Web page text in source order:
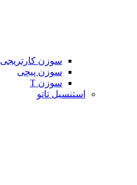
سوزن کارتریجی
سوزن پیچی
سوزن T
استنسیل تاتو